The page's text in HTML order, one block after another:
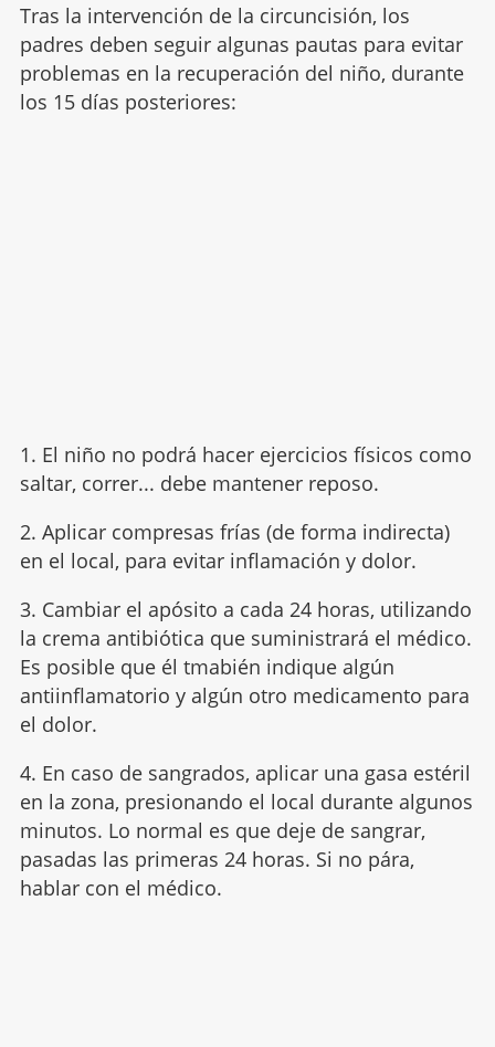
Tras la intervención de la circuncisión, los
padres deben seguir algunas pautas para evitar
problemas en la recuperación del niño, durante
los 15 días posteriores:
1. El niño no podrá hacer ejercicios físicos como
saltar, correr... debe mantener reposo.
2. Aplicar compresas frías (de forma indirecta)
en el local, para evitar inflamación y dolor.
3. Cambiar el apósito a cada 24 horas, utilizando
la crema antibiótica que suministrará el médico.
Es posible que él tmabién indique algún
antiinflamatorio y algún otro medicamento para
el dolor.
4. En caso de sangrados, aplicar una gasa estéril
en la zona, presionando el local durante algunos
minutos. Lo normal es que deje de sangrar,
pasadas las primeras 24 horas. Si no pára,
hablar con el médico.